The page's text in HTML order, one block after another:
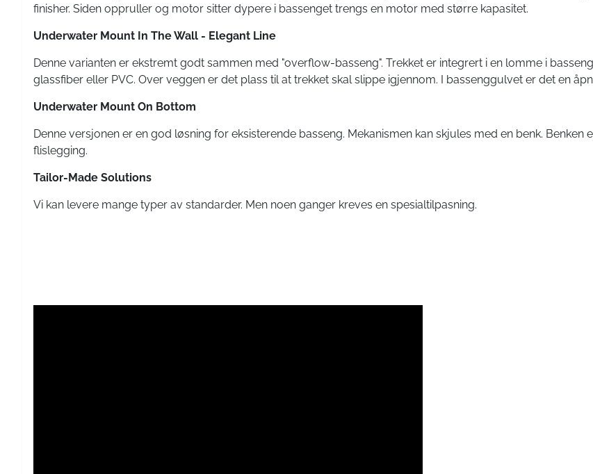
finisher. Siden oppruller og motor sitter dypere i bassenget trengs en motor med større kapasitet.
Underwater Mount In The Wall - Elegant Line
Denne varianten er ekstremt godt sammen med "overflow-basseng". Trekket er integrert i en lomme i
glassfiber eller PVC. Over veggen er det plass til at trekket skal slippe igjennom. I bassenggulvet er det en
Underwater Mount On Bottom
Denne versjonen er en god løsning for eksisterende basseng. Mekanismen kan skjules med en benk.
flislegging.
Tailor-Made Solutions
Vi kan levere mange typer av standarder. Men noen ganger kreves en spesialtilpasning.